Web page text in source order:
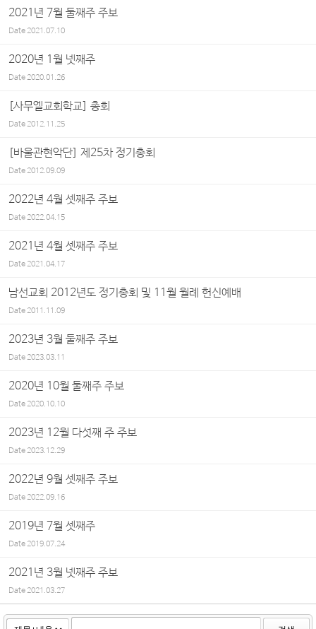
2021년 7월 둘째주 주보
Date2021.07.10
2020년 1월 넷째주
Date2020.01.26
[사무엘교회학교] 총회
Date2012.11.25
[바울관현악단] 제25차 정기총회
Date2012.09.09
2022년 4월 셋째주 주보
Date2022.04.15
2021년 4월 셋째주 주보
Date2021.04.17
남선교회 2012년도 정기총회 및 11월 월례 헌신예배
Date2011.11.09
2023년 3월 둘째주 주보
Date2023.03.11
2020년 10월 둘째주 주보
Date2020.10.10
2023년 12월 다섯째 주 주보
Date2023.12.29
2022년 9월 셋째주 주보
Date2022.09.16
2019년 7월 셋째주
Date2019.07.24
2021년 3월 넷째주 주보
Date2021.03.27